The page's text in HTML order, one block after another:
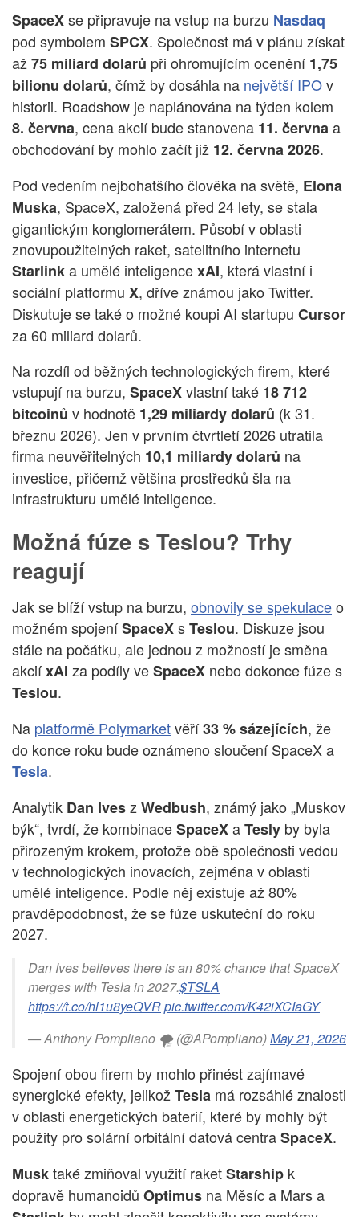
SpaceXse připravuje na vstup na burzu Nasdaq
pod symbolem SPCX. Společnost má v plánu získat
až75 miliard dolarů při ohromujícím ocenění1,75
bilionu dolarů, čímž by dosáhla na největší IPOv
historii. Roadshow je naplánována na týden kolem
8. června, cena akcií bude stanovena 11. červnaa
obchodování by mohlo začít již 12. června 2026.
Pod vedením nejbohatšího člověka na světě, Elona
Muska, SpaceX, založená před 24 lety, se stala
gigantickým konglomerátem. Působí v oblasti
znovupoužitelných raket, satelitního internetu
Starlinka umělé inteligencexAI, která vlastní i
sociální platformu X, dříve známou jako Twitter.
Diskutuje se také o možné koupi AI startupu Cursor
za 60 miliard dolarů.
Na rozdíl od běžných technologických firem, které
vstupují na burzu, SpaceXvlastní také 18 712
bitcoinů v hodnotě 1,29 miliardy dolarů (k 31.
březnu 2026). Jen v prvním čtvrtletí 2026 utratila
firma neuvěřitelných 10,1 miliardy dolarů na
investice, přičemž většina prostředků šla na
infrastrukturu umělé inteligence.
Možná fúze s Teslou? Trhy
reagují
Jak se blíží vstup na burzu, obnovily se spekulaceo
možném spojeníSpaceXsTeslou. Diskuze jsou
stále na počátku, ale jednou z možností je směna
akciíxAI za podíly veSpaceX nebo dokonce fúze s
Teslou.
Na platformě Polymarketvěří33 % sázejících, že
do konce roku bude oznámeno sloučení SpaceX a
Tesla.
Analytik Dan Ivesz Wedbush, známý jako „Muskov
býk“, tvrdí, že kombinaceSpaceXaTesly by byla
přirozeným krokem, protože obě společnosti vedou
v technologických inovacích, zejména v oblasti
umělé inteligence. Podle něj existuje až 80%
pravděpodobnost, že se fúze uskuteční do roku
2027.
Dan Ives believes there is an 80% chance that SpaceX
merges with Tesla in 2027.$TSLA
https://t.co/hl1u8yeQVRpic.twitter.com/K42iXCIaGY
— Anthony Pompliano 🌪 (@APompliano)May 21, 2026
Spojení obou firem by mohlo přinést zajímavé
synergické efekty, jelikož Tesla má rozsáhlé znalosti
v oblasti energetických baterií, které by mohly být
použity pro solární orbitální datová centraSpaceX.
Musktaké zmiňoval využití raketStarship k
dopravě humanoidů Optimus na Měsíc a Mars a